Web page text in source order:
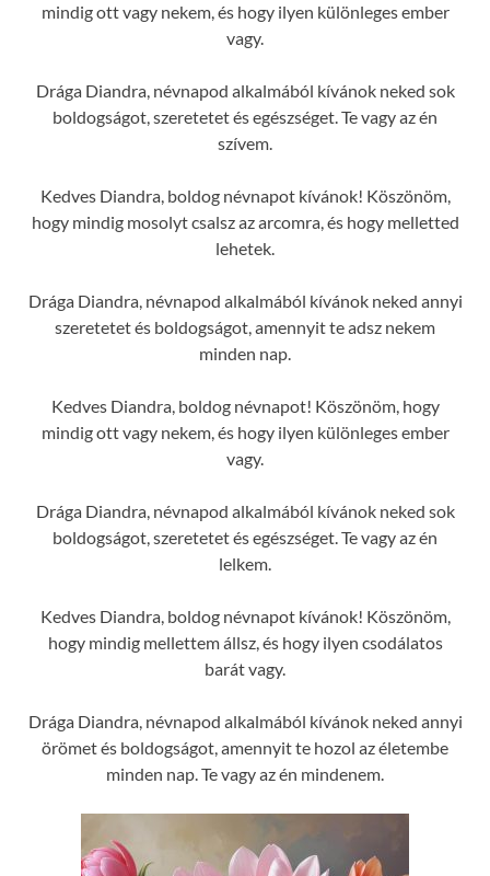
mindig ott vagy nekem, és hogy ilyen különleges ember
vagy.
Drága Diandra, névnapod alkalmából kívánok neked sok
boldogságot, szeretetet és egészséget. Te vagy az én
szívem.
Kedves Diandra, boldog névnapot kívánok! Köszönöm,
hogy mindig mosolyt csalsz az arcomra, és hogy melletted
lehetek.
Drága Diandra, névnapod alkalmából kívánok neked annyi
szeretetet és boldogságot, amennyit te adsz nekem
minden nap.
Kedves Diandra, boldog névnapot! Köszönöm, hogy
mindig ott vagy nekem, és hogy ilyen különleges ember
vagy.
Drága Diandra, névnapod alkalmából kívánok neked sok
boldogságot, szeretetet és egészséget. Te vagy az én
lelkem.
Kedves Diandra, boldog névnapot kívánok! Köszönöm,
hogy mindig mellettem állsz, és hogy ilyen csodálatos
barát vagy.
Drága Diandra, névnapod alkalmából kívánok neked annyi
örömet és boldogságot, amennyit te hozol az életembe
minden nap. Te vagy az én mindenem.